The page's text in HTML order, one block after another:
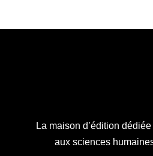
La maison d’édition
aux sciences